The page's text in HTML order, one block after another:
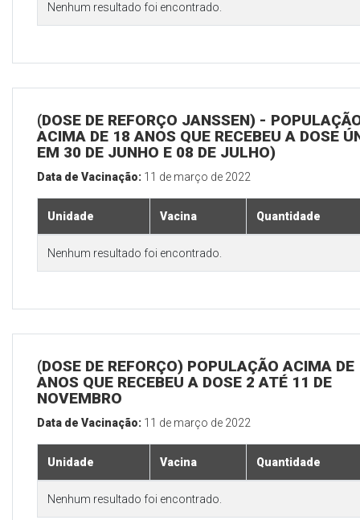
Nenhum resultado foi encontrado.
(DOSE DE REFORÇO JANSSEN) -
ACIMA DE 18 ANOS QUE RECEBEU A DOSE
EM 30 DE JUNHO E 08 DE JULHO)
Data de Vacinação: 11 de março de 2022
Unidade Vacina Quantidade
Nenhum resultado foi encontrado.
(DOSE DE REFORÇO) POPULAÇÃO ACIMA DE
ANOS QUE RECEBEU A DOSE 2 ATÉ 11 DE
NOVEMBRO
Data de Vacinação: 11 de março de 2022
Unidade Vacina Quantidade
Nenhum resultado foi encontrado.